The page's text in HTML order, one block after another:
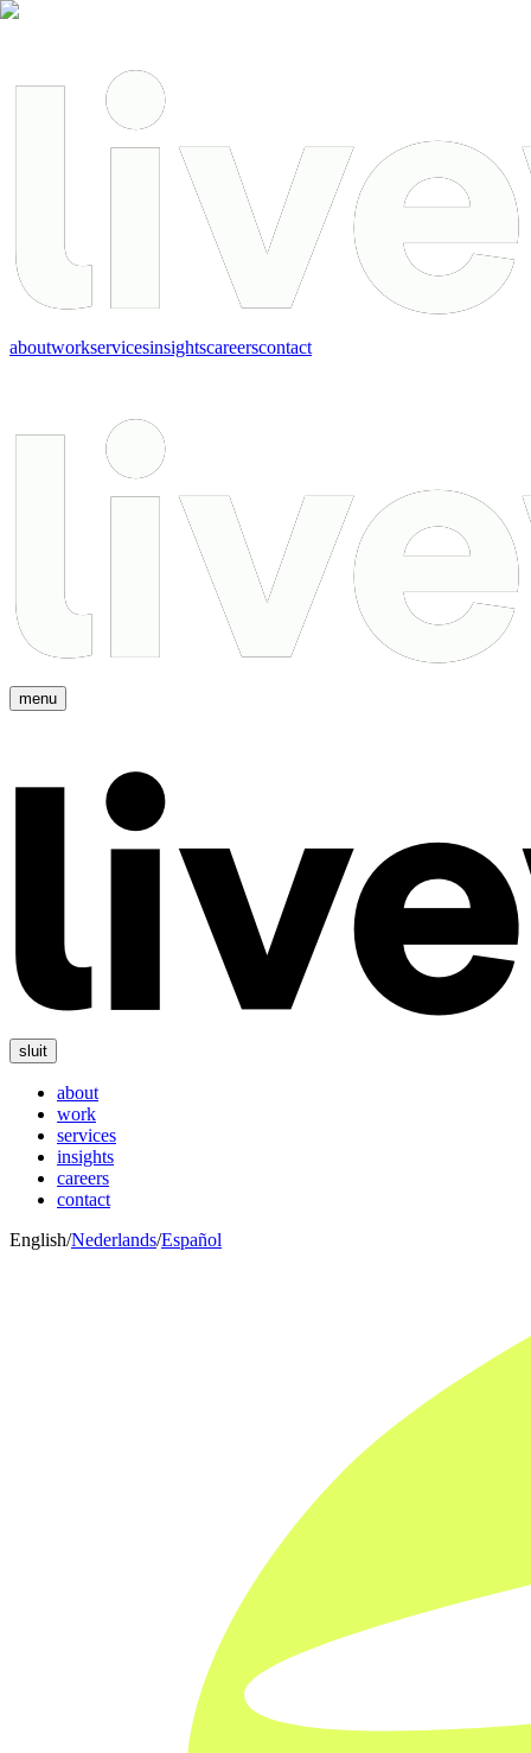
aboutworkservicesinsightscareerscontact
menu
sluit
about
work
services
insights
careers
contact
English/Nederlands/Español